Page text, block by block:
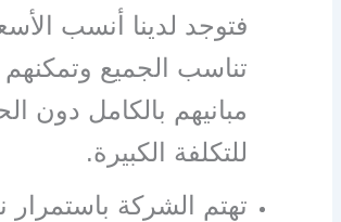
فتوجد لدينا أنسب
تناسب الجميع
مبانيهم بالكامل دون
للتكلفة الكبيرة.
تهتم الشركة باستمرار